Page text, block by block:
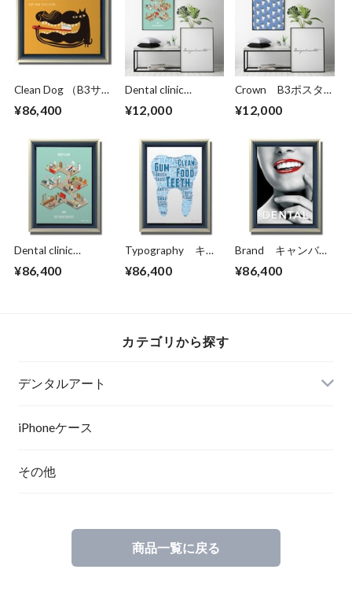
Clean Dog （B3サイ
¥86,400
Dental clinic
ター（フレーム入
¥12,000
Crown B3ポスタ
¥12,000
Dental clinic
バスプリント（B3
¥86,400
Typography キャ
（B3サイズ）・立
¥86,400
Brand キャンバス
ズ）・立体額入り
¥86,400
カテゴリから探す
デンタルアート
ポスター
ポスターフレーム
キャンバスプリント（立体額縁入り）
iPhoneケース
その他
商品一覧に戻る